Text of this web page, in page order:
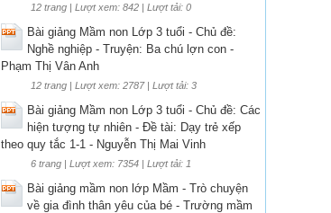
12 trang | Lượt xem: 842 | Lượt tải: 0
Bài giảng Mầm non Lớp 3 tuổi - Chủ đề:
Nghề nghiệp - Truyện: Ba chú lợn con -
Phạm Thị Vân Anh
12 trang | Lượt xem: 2787 | Lượt tải: 3
Bài giảng Mầm non Lớp 3 tuổi - Chủ đề: Các
hiện tượng tự nhiên - Đề tài: Dạy trẻ xếp
theo quy tắc 1-1 - Nguyễn Thị Mai Vinh
6 trang | Lượt xem: 7354 | Lượt tải: 1
Bài giảng mầm non lớp Mầm - Trò chuyện
về gia đình thân yêu của bé - Trường mầm